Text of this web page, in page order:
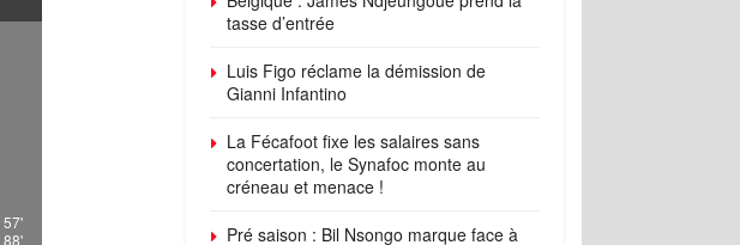
57'
88'
tasse d’entrée
Luis Figo réclame la démission de
Gianni Infantino
La Fécafoot fixe les salaires sans
concertation, le Synafoc monte au
créneau et menace !
Pré saison : Bil Nsongo marque face à